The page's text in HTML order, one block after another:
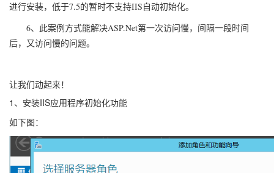
进行安装，低于7.5的暂时不支持IIS自动初始化。
6、此案例方式能解决ASP.Net第一次访问慢，间隔一段时间
后，又访问慢的问题。
让我们动起来！
1、安装IIS应用程序初始化功能
如下图：